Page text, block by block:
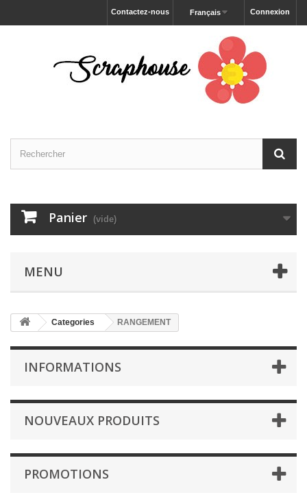
Connexion
Français
Contactez-nous
Panier (vide)
MENU
Categories RANGEMENT
INFORMATIONS
NOUVEAUX PRODUITS
PROMOTIONS